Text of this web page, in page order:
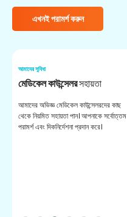
এখনই পরামর্শ করুন
আমাদের সুবিধা
মেডিকেল কাউন্সেলরসহায়তা
আমাদের অভিজ্ঞ মেডিকেল কাউন্সেলরদের কাছ
থেকে নিয়মিত সহায়তা পান। আপনাকে সর্বোত্তম
পরামর্শ এবং দিকনির্দেশনা প্রদান করে।